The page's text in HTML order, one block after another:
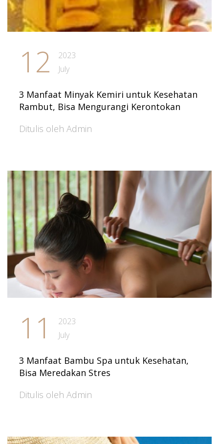
12
2023
July
3 Manfaat Minyak Kemiri untuk Kesehatan
Rambut, Bisa Mengurangi Kerontokan
Ditulis oleh Admin
11
2023
July
3 Manfaat Bambu Spa untuk Kesehatan,
Bisa Meredakan Stres
Ditulis oleh Admin